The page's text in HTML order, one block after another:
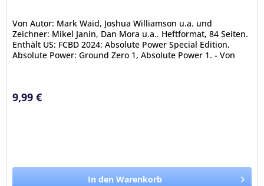
Von Autor: Mark Waid, Joshua Williamson u.a. und
Zeichner: Mikel Janin, Dan Mora u.a.. Heftformat, 84 Seiten.
Enthält US: FCBD 2024: Absolute Power Special Edition,
Absolute Power: Ground Zero 1, Absolute Power 1. - Von
9,99 €
In den Warenkorb